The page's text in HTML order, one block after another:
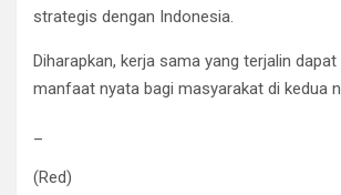
strategis dengan Indonesia.
Diharapkan, kerja sama yang terjalin
manfaat nyata bagi masyarakat di kedua
(Red)